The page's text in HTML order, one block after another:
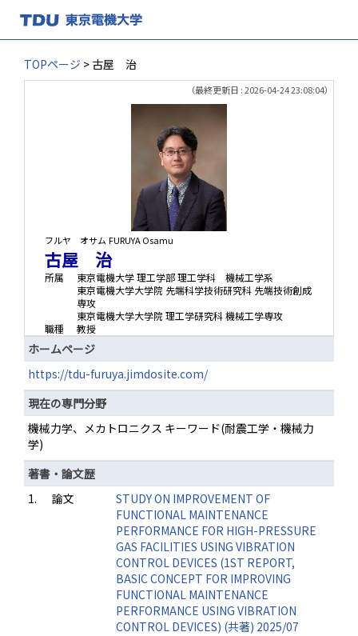
TOPページ > 古屋 治
（最終更新日 : 2026-04-24 23:08:04）
フルヤ オサム FURUYA Osamu
古屋 治
所属
東京電機大学 理工学部 理工学科 機械工学系
東京電機大学大学院 先端科学技術研究科 先端技術創成
専攻
東京電機大学大学院 理工学研究科 機械工学専攻
職種
教授
ホームページ
https://tdu-furuya.jimdosite.com/
現在の専門分野
機械力学、メカトロニクス キーワード(耐震工学・機械力
学)
著書・論文歴
1.
論文
STUDY ON IMPROVEMENT OF
FUNCTIONAL MAINTENANCE
PERFORMANCE FOR HIGH-PRESSURE
GAS FACILITIES USING VIBRATION
CONTROL DEVICES (1ST REPORT,
BASIC CONCEPT FOR IMPROVING
FUNCTIONAL MAINTENANCE
PERFORMANCE USING VIBRATION
CONTROL DEVICES) (共著) 2025/07